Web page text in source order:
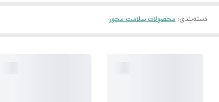
دسته‌بندی: محصولات سلامت محور